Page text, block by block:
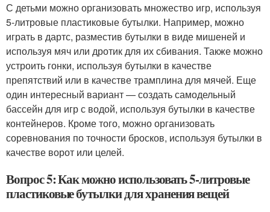
С детьми можно организовать множество игр, используя
5-литровые пластиковые бутылки. Например, можно
играть в дартс, разместив бутылки в виде мишеней и
используя мяч или дротик для их сбивания. Также можно
устроить гонки, используя бутылки в качестве
препятствий или в качестве трамплина для мячей. Еще
один интересный вариант — создать самодельный
бассейн для игр с водой, используя бутылки в качестве
контейнеров. Кроме того, можно организовать
соревнования по точности бросков, используя бутылки в
качестве ворот или целей.
Вопрос 5: Как можно использовать 5-литровые
пластиковые бутылки для хранения вещей